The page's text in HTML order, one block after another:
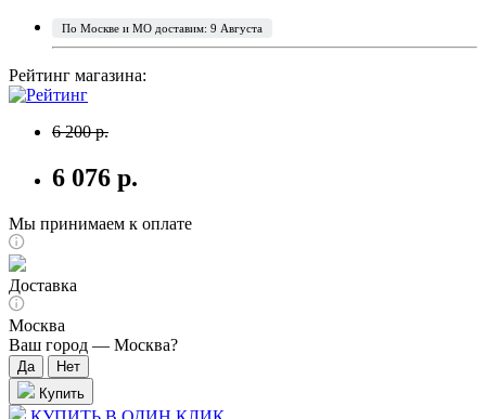
По Москве и МО доставим: 9 Августа
Рейтинг магазина:
6 200 р.
6 076 р.
Мы принимаем к оплате
Доставка
Москва
Ваш город — Москва?
Купить